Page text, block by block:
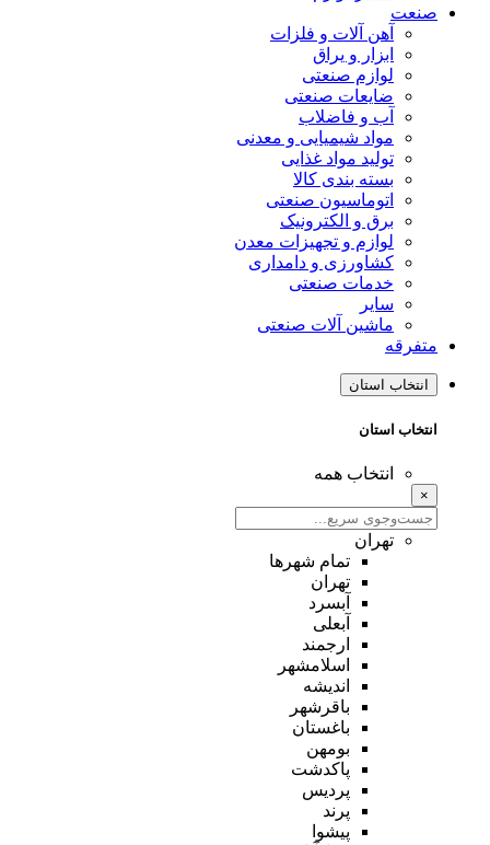
صنعت
آهن آلات و فلزات
ابزار و یراق
لوازم صنعتی
ضایعات صنعتی
آب و فاضلاب
مواد شیمیایی و معدنی
تولید مواد غذایی
بسته بندی کالا
اتوماسیون صنعتی
برق و الکترونیک
لوازم و تجهیزات معدن
کشاورزی و دامداری
خدمات صنعتی
سایر
ماشین آلات صنعتی
متفرقه
انتخاب استان
انتخاب استان
انتخاب همه
×
تهران
تمام شهر‌ها
تهران
آبسرد
آبعلی
ارجمند
اسلامشهر
اندیشه
باقرشهر
باغستان
بومهن
پاکدشت
پردیس
پرند
پیشوا